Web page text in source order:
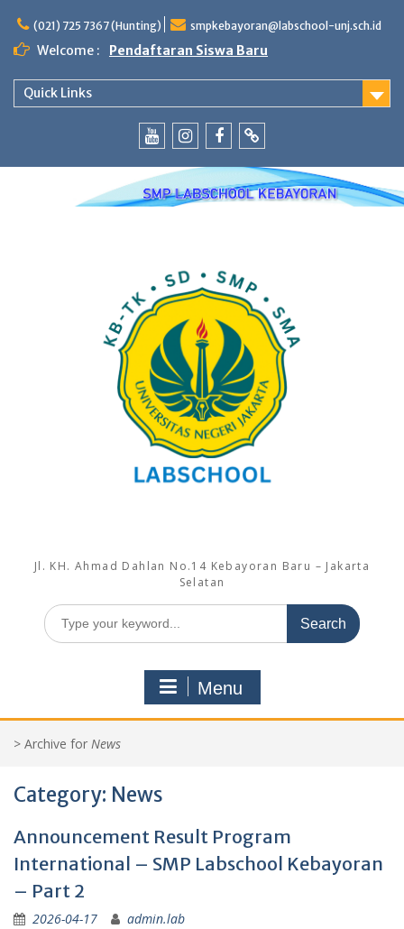
content
(021) 725 7367 (Hunting) smpkebayoran@labschool-unj.sch.id
Welcome : Pendaftaran Siswa Baru
Quick Links
LabschoolLabschool
Jl. KH. Ahmad Dahlan No.14 Kebayoran Baru – Jakarta
Selatan
Search
for:
Menu
> Archive for News
Category: News
Announcement Result Program
International – SMP Labschool Kebayoran
– Part 2
2026-04-17 admin.lab